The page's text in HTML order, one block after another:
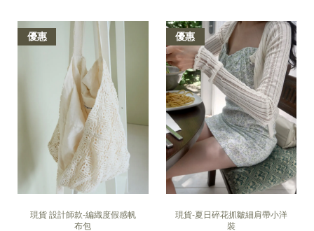
優惠
現貨 設計師款-編織度假感帆
布包
優惠
現貨-夏日碎花抓皺細肩帶小洋
裝